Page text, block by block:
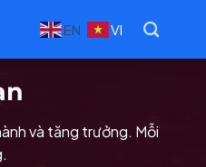
EN VI
và tăng trưởng. Mỗi